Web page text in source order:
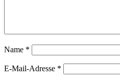
Name *
E-Mail-Adresse *